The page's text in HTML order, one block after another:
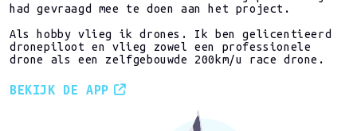
had gevraagd mee te doen aan het project.
Als hobby vlieg ik drones. Ik ben gelicentieerd
dronepiloot en vlieg zowel een professionele
drone als een zelfgebouwde 200km/u race drone.
BEKIJK DE APP